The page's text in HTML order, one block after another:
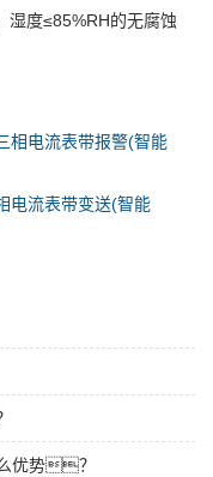
度≤85%RH的无腐蚀
电流表带报警(智能
流表带变送(智能
优势？